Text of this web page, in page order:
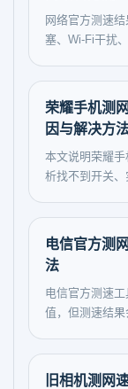
网络官方测速
塞、Wi‑Fi干扰
荣耀手机测
因与解决方
本文说明荣耀
析找不到开关、
电信官方测
法
电信官方测速
值，但测速结果
旧相机测网